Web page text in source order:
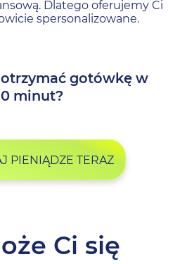
Dlatego oferujemy Ci
spersonalizowane.
gotówkę w
minut?
PIENIĄDZE TERAZ
Ci się